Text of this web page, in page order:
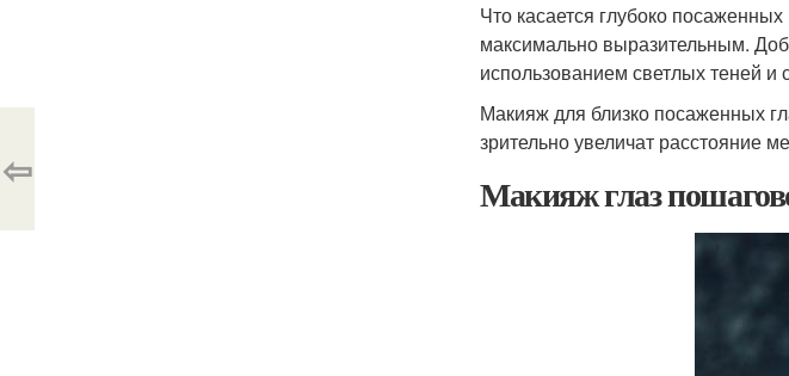
Что касается глубоко
максимально выразительным.
использованием светлых теней
Макияж для близко посаженных
зрительно увеличат расстояние
Макияж глаз
⇦